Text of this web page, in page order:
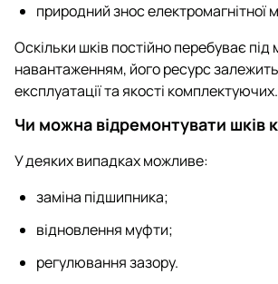
природний знос електромагнітної
Оскільки шків постійно перебуває під
навантаженням, його ресурс
експлуатації та якості комплектуючих.
Чи можна відремонтувати шків
У деяких випадках можливе:
заміна підшипника;
відновлення муфти;
регулювання зазору.